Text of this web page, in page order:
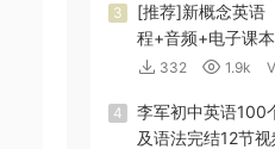
3
[推荐]新概念英语
程+音频+电子课
332 1.9k
4
李军初中英语100
及语法完结12节